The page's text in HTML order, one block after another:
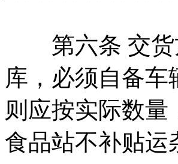
第六条 交货
库，必须自备
则应按实际数量
食品站不补贴